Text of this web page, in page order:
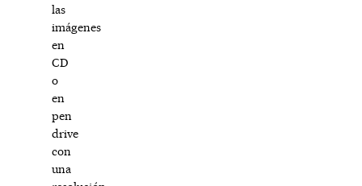
las
imágenes
en
CD
o
en
pen
drive
con
una